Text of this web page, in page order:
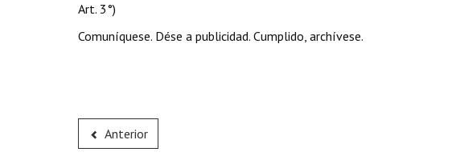
Art. 3°)
Comuníquese. Dése a publicidad. Cumplido, archívese.
Anterior